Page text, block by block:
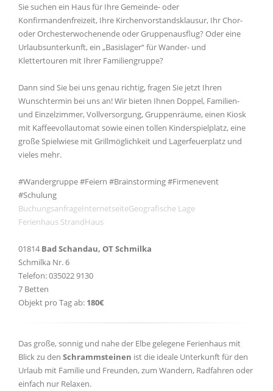
Sie suchen ein Haus für Ihre Gemeinde- oder
Konfirmandenfreizeit, Ihre Kirchenvorstandsklausur, Ihr Chor-
oder Orchesterwochenende oder Gruppenausflug? Oder eine
Urlaubsunterkunft, ein „Basislager“ für Wander- und
Klettertouren mit Ihrer Familiengruppe?
Dann sind Sie bei uns genau richtig, fragen Sie jetzt Ihren
Wunschtermin bei uns an! Wir bieten Ihnen Doppel, Familien-
und Einzelzimmer, Vollversorgung, Gruppenräume, einen Kiosk
mit Kaffeevollautomat sowie einen tollen Kinderspielplatz, eine
große Spielwiese mit Grillmöglichkeit und Lagerfeuerplatz und
vieles mehr.
#Wandergruppe #Feiern #Brainstorming #Firmenevent
#Schulung
BuchungsanfrageInternetseiteGeografische Lage
Ferienhaus StrandHaus
01814 Bad Schandau, OT Schmilka
Schmilka Nr. 6
Telefon: 035022 9130
7 Betten
Objekt pro Tag ab: 180€
Das große, sonnig und nahe der Elbe gelegene Ferienhaus mit
Blick zu den Schrammsteinen ist die ideale Unterkunft für den
Urlaub mit Familie und Freunden, zum Wandern, Radfahren oder
einfach nur Relaxen.